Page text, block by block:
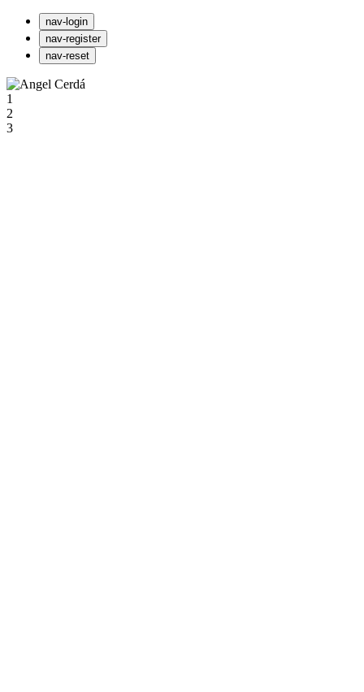
nav-login
nav-register
nav-reset
1
2
3